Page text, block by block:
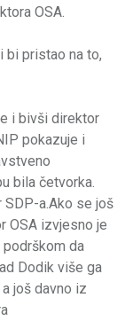
OSA.
bi pristao na to,
i bivši direktor
pokazuje i
bila četvorka.
a.Ako se još
OSA izvjesno je
da
Dodik više ga
još davno iz